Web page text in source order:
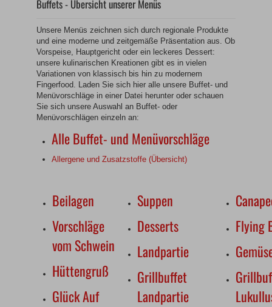
Buffets - Übersicht unserer Menüs
Unsere Menüs zeichnen sich durch regionale Produkte
und eine moderne und zeitgemäße Präsentation aus. Ob
Vorspeise, Hauptgericht oder ein leckeres Dessert:
unsere kulinarischen Kreationen gibt es in vielen
Variationen von klassisch bis hin zu modernem
Fingerfood. Laden Sie sich hier alle unsere Buffet- und
Menüvorschläge in einer Datei herunter oder schauen
Sie sich unsere Auswahl an Buffet- oder
Menüvorschlägen einzeln an:
Alle Buffet- und Menüvorschläge
Allergene und Zusatzstoffe (Übersicht)
Beilagen
Vorschläge
vom Schwein
Hüttengruß
Glück Auf
Suppen
Desserts
Landpartie
Grillbuffet
Landpartie
Flying